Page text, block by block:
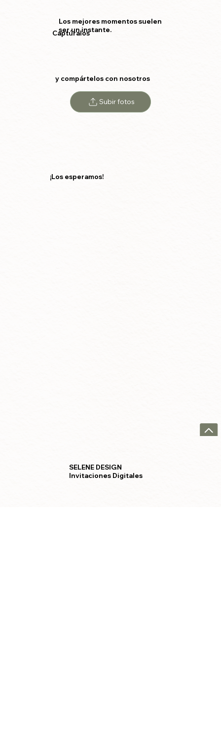
Los mejores momentos suelen
ser un instante.
Captúralos
y compártelos con nosotros
Subir fotos
¡Los esperamos!
SELENE DESIGN
Invitaciones Digitales